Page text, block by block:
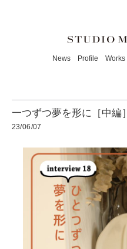
News Profile Works
一つずつ夢を形に［中編］
23/06/07